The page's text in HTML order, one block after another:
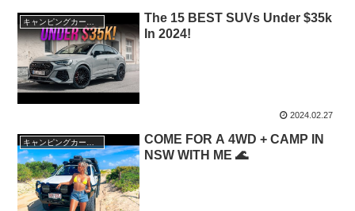
The 15 BEST SUVs Under $35k
In 2024!
2024.02.27
COME FOR A 4WD + CAMP IN
NSW WITH ME 🌊